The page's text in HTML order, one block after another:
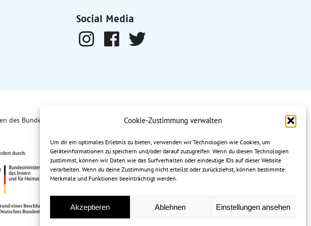
Cookie-Zustimmung verwalten
Um dir ein optimales Erlebnis zu bieten, verwenden wir Technologien wie Cookies, um
Geräteinformationen zu speichern und/oder darauf zuzugreifen. Wenn du diesen Technologien
zustimmst, können wir Daten wie das Surfverhalten oder eindeutige IDs auf dieser Website
verarbeiten. Wenn du deine Zustimmung nicht erteilst oder zurückziehst, können bestimmte
Merkmale und Funktionen beeinträchtigt werden.
Akzeptieren Ablehnen Einstellungen ansehen
Social Media
Bundesprogramms „Zusammenhalt durch Teilhabe“